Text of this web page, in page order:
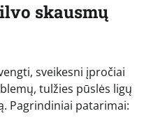
skausmų
sveikesni įpročiai
tulžies pūslės ligų
Pagrindiniai patarimai: